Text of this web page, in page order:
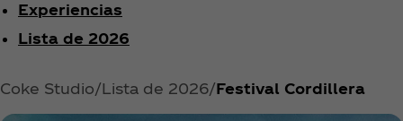
Experiencias
Lista de 2026
Coke Studio Lista de 2026 Festival Cordillera